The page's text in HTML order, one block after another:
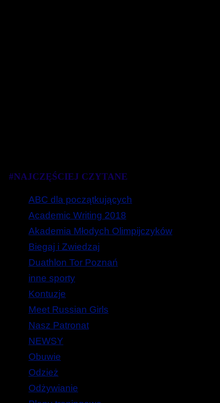
#NAJCZĘŚCIEJ CZYTANE
ABC dla początkujących
Academic Writing 2018
Akademia Młodych Olimpijczyków
Biegaj i Zwiedzaj
Duathlon Tor Poznań
inne sporty
Kontuzje
Meet Russian Girls
Nasz Patronat
NEWSY
Obuwie
Odzież
Odżywianie